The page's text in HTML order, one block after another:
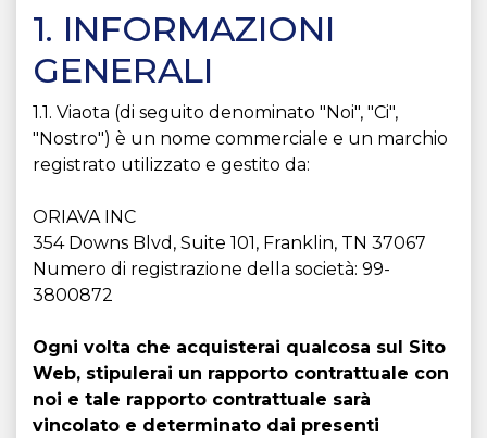
1. INFORMAZIONI
GENERALI
1.1. Viaota (di seguito denominato "Noi", "Ci",
"Nostro") è un nome commerciale e un marchio
registrato utilizzato e gestito da:
ORIAVA INC
354 Downs Blvd, Suite 101, Franklin, TN 37067
Numero di registrazione della società: 99-
3800872
Ogni volta che acquisterai qualcosa sul Sito
Web, stipulerai un rapporto contrattuale con
noi e tale rapporto contrattuale sarà
vincolato e determinato dai presenti